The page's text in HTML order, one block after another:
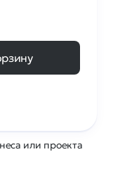
или проекта